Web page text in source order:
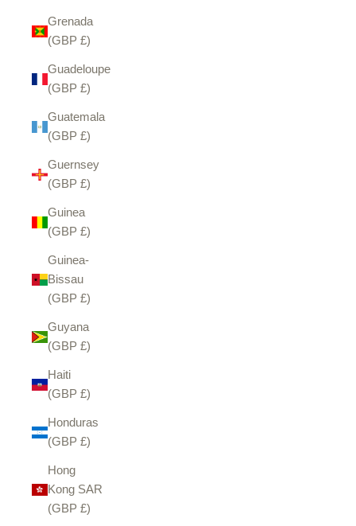
Grenada
(GBP £)
Guadeloupe
(GBP £)
Guatemala
(GBP £)
Guernsey
(GBP £)
Guinea
(GBP £)
Guinea-
Bissau
(GBP £)
Guyana
(GBP £)
Haiti
(GBP £)
Honduras
(GBP £)
Hong
Kong SAR
(GBP £)